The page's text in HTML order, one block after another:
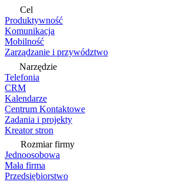
Cel
Produktywność
Komunikacja
Mobilność
Zarządzanie i przywództwo
Narzędzie
Telefonia
CRM
Kalendarze
Centrum Kontaktowe
Zadania i projekty
Kreator stron
Rozmiar firmy
Jednoosobowa
Mała firma
Przedsiębiorstwo